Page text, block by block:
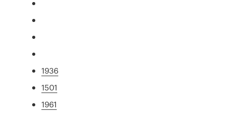
1936
1501
1961